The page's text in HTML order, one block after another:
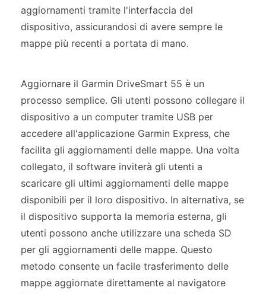
aggiornamenti tramite l'interfaccia del
dispositivo, assicurandosi di avere sempre le
mappe più recenti a portata di mano.
Aggiornare il Garmin DriveSmart 55 è un
processo semplice. Gli utenti possono collegare il
dispositivo a un computer tramite USB per
accedere all'applicazione Garmin Express, che
facilita gli aggiornamenti delle mappe. Una volta
collegato, il software inviterà gli utenti a
scaricare gli ultimi aggiornamenti delle mappe
disponibili per il loro dispositivo. In alternativa, se
il dispositivo supporta la memoria esterna, gli
utenti possono anche utilizzare una scheda SD
per gli aggiornamenti delle mappe. Questo
metodo consente un facile trasferimento delle
mappe aggiornate direttamente al navigatore